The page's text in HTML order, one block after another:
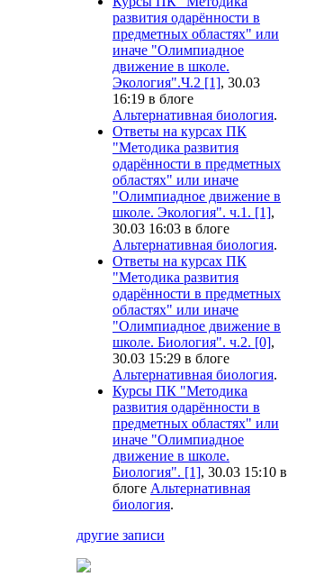
развития одарённости в
предметных областях" или
иначе "Олимпиадное
движение в школе.
Экология".Ч.2 [1], 30.03
16:19 в блоге
Альтернативная биология.
Ответы на курсах ПК
"Методика развития
одарённости в предметных
областях" или иначе
"Олимпиадное движение в
школе. Экология". ч.1. [1],
30.03 16:03 в блоге
Альтернативная биология.
Ответы на курсах ПК
"Методика развития
одарённости в предметных
областях" или иначе
"Олимпиадное движение в
школе. Биология". ч.2. [0],
30.03 15:29 в блоге
Альтернативная биология.
Курсы ПК "Методика
развития одарённости в
предметных областях" или
иначе "Олимпиадное
движение в школе.
Биология". [1], 30.03 15:10 в
блоге Альтернативная
биология.
другие записи